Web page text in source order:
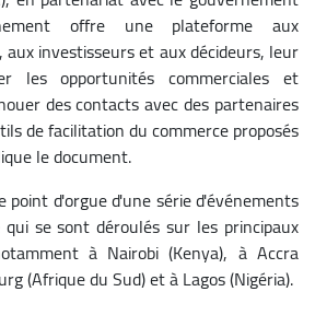
offre une plateforme aux
investisseurs et aux décideurs, leur
les opportunités commerciales et
des contacts avec des partenaires
de facilitation du commerce proposés
le document.
d'orgue d'une série d'événements
se sont déroulés sur les principaux
à Nairobi (Kenya), à Accra
(Afrique du Sud) et à Lagos (Nigéria).